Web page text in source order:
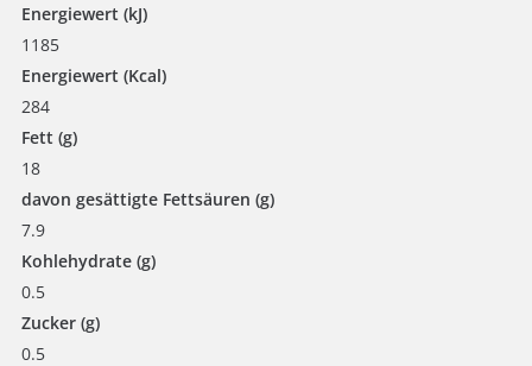
Energiewert (kJ)
1185
Energiewert (Kcal)
284
Fett (g)
18
davon gesättigte Fettsäuren (g)
7.9
Kohlehydrate (g)
0.5
Zucker (g)
0.5